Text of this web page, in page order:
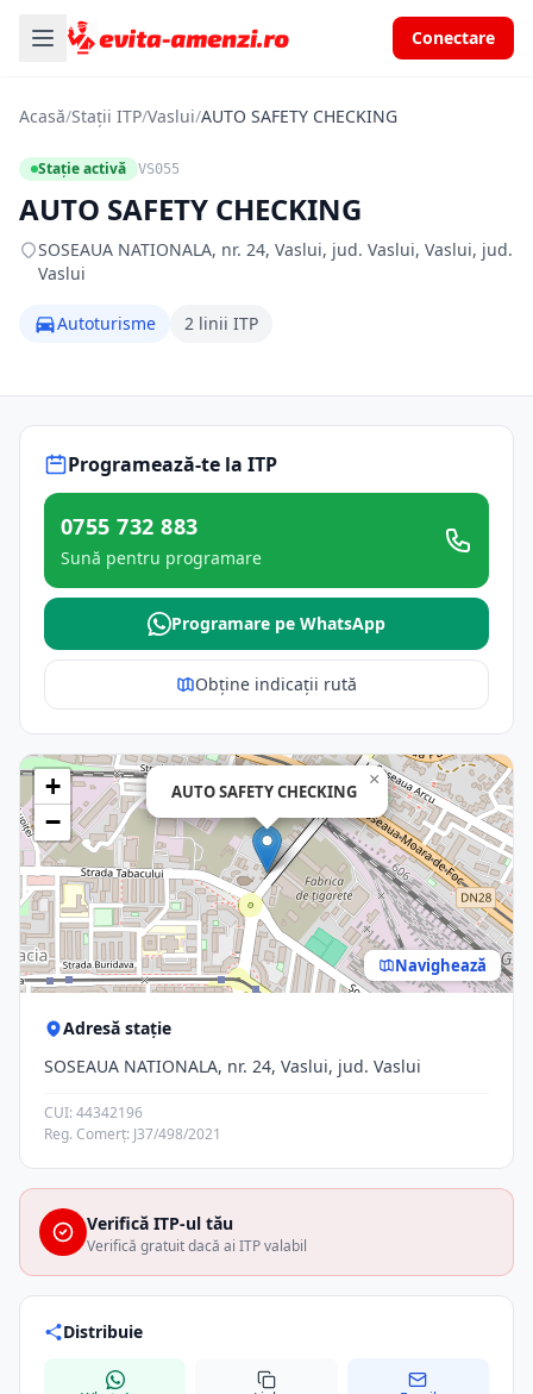
Conectare
Acasă/Stații ITP/Vaslui/AUTO SAFETY CHECKING
Stație activă VS055
AUTO SAFETY CHECKING
SOSEAUA NATIONALA, nr. 24, Vaslui, jud. Vaslui, Vaslui, jud.
Vaslui
Autoturisme 2 linii ITP
Programează-te la ITP
0755 732 883
Sună pentru programare
Programare pe WhatsApp
Obține indicații rută
AUTO SAFETY CHECKING
×
+
−
Navighează
Adresă stație
SOSEAUA NATIONALA, nr. 24, Vaslui, jud. Vaslui
CUI: 44342196
Reg. Comerț: J37/498/2021
Verifică ITP-ul tău
Verifică gratuit dacă ai ITP valabil
Distribuie